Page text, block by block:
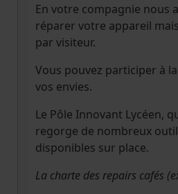
En votre compagnie nous
réparer votre appareil
par visiteur.
Vous pouvez participer à
vos envies.
Le Pôle Innovant Lycéen,
regorge de nombreux
disponibles sur place.
La charte des repairs cafés